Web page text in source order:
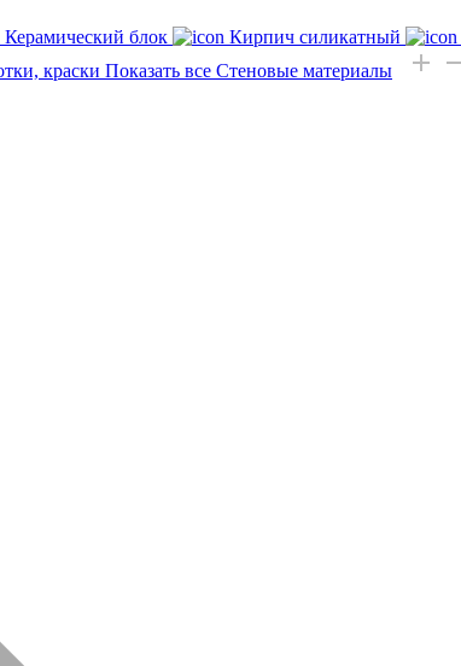
Керамический блок Кирпич силикатный
краски Показать все Стеновые материалы